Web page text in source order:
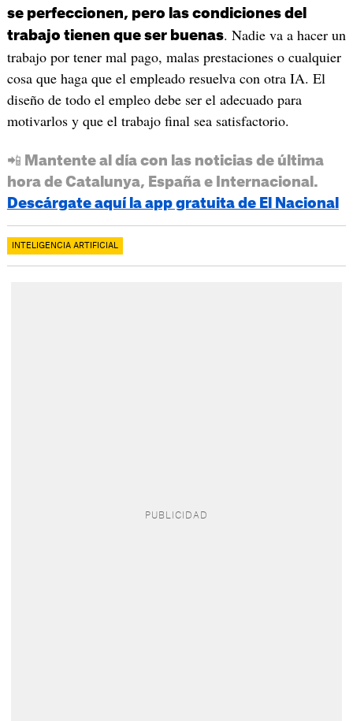
se perfeccionen, pero las condiciones del
trabajo tienen que ser buenas. Nadie va a hacer un
trabajo por tener mal pago, malas prestaciones o cualquier
cosa que haga que el empleado resuelva con otra IA. El
diseño de todo el empleo debe ser el adecuado para
motivarlos y que el trabajo final sea satisfactorio.
📲 Mantente al día con las noticias de última
hora de Catalunya, España e Internacional.
Descárgate aquí la app gratuita de El Nacional
INTELIGENCIA ARTIFICIAL